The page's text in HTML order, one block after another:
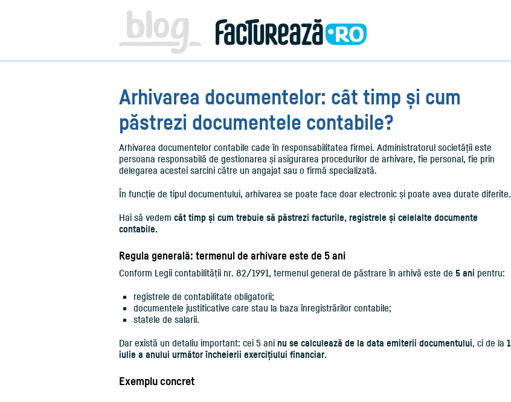
Factura
Info
pentru
Blog
Factureaza.ro
Arhivarea documentelor: cât timp și cum
păstrezi documentele contabile?
Arhivarea documentelor contabile cade în responsabilitatea firmei. Administratorul societății este
persoana responsabilă de gestionarea și asigurarea procedurilor de arhivare, fie personal, fie prin
delegarea acestei sarcini către un angajat sau o firmă specializată.
În funcție de tipul documentului, arhivarea se poate face doar electronic și poate avea durate diferite.
Hai să vedem cât timp și cum trebuie să păstrezi facturile, registrele și celelalte documente
contabile.
Regula generală: termenul de arhivare este de 5 ani
Conform Legii contabilității nr. 82/1991, termenul general de păstrare în arhivă este de 5 ani pentru:
registrele de contabilitate obligatorii;
documentele justificative care stau la baza înregistrărilor contabile;
statele de salarii.
Dar există un detaliu important: cei 5 ani nu se calculează de la data emiterii documentului, ci de la 1
iulie a anului următor încheierii exercițiului financiar.
Exemplu concret